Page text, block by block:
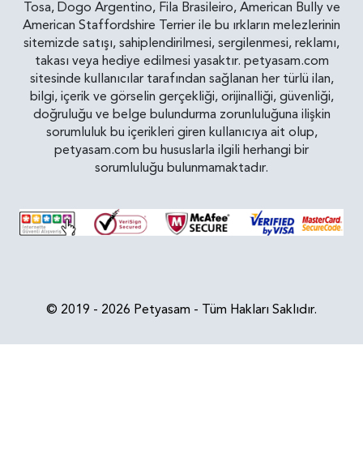
Tosa, Dogo Argentino, Fila Brasileiro, American Bully ve
American Staffordshire Terrier ile bu ırkların melezlerinin
sitemizde satışı, sahiplendirilmesi, sergilenmesi, reklamı,
takası veya hediye edilmesi yasaktır. petyasam.com
sitesinde kullanıcılar tarafından sağlanan her türlü ilan,
bilgi, içerik ve görselin gerçekliği, orijinalliği, güvenliği,
doğruluğu ve belge bulundurma zorunluluğuna ilişkin
sorumluluk bu içerikleri giren kullanıcıya ait olup,
petyasam.com bu hususlarla ilgili herhangi bir
sorumluluğu bulunmamaktadır.
© 2019 - 2026 Petyasam - Tüm Hakları Saklıdır.